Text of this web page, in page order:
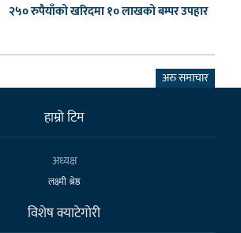
२५० रुपैयाँको खरिदमा १० लाखको बम्पर उपहार
अरु समाचार
हाम्राे टिम
अध्यक्ष
लक्ष्मी श्रेष्ठ
विशेष क्याटेगाेरी